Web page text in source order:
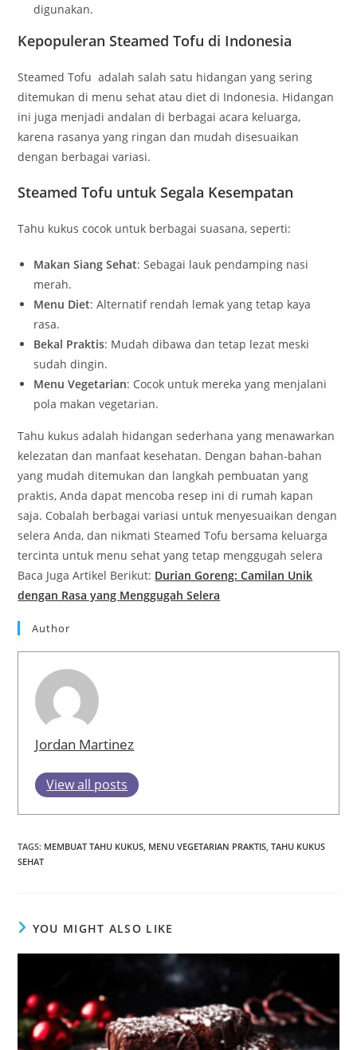
digunakan.
Kepopuleran Steamed Tofu di Indonesia
Steamed Tofu adalah salah satu hidangan yang sering
ditemukan di menu sehat atau diet di Indonesia. Hidangan
ini juga menjadi andalan di berbagai acara keluarga,
karena rasanya yang ringan dan mudah disesuaikan
dengan berbagai variasi.
Steamed Tofu untuk Segala Kesempatan
Tahu kukus cocok untuk berbagai suasana, seperti:
Makan Siang Sehat: Sebagai lauk pendamping nasi
merah.
Menu Diet: Alternatif rendah lemak yang tetap kaya
rasa.
Bekal Praktis: Mudah dibawa dan tetap lezat meski
sudah dingin.
Menu Vegetarian: Cocok untuk mereka yang menjalani
pola makan vegetarian.
Tahu kukus adalah hidangan sederhana yang menawarkan
kelezatan dan manfaat kesehatan. Dengan bahan-bahan
yang mudah ditemukan dan langkah pembuatan yang
praktis, Anda dapat mencoba resep ini di rumah kapan
saja. Cobalah berbagai variasi untuk menyesuaikan dengan
selera Anda, dan nikmati Steamed Tofu bersama keluarga
tercinta untuk menu sehat yang tetap menggugah selera
Baca Juga Artikel Berikut: Durian Goreng: Camilan Unik
dengan Rasa yang Menggugah Selera
Author
Jordan Martinez
View all posts
TAGS: MEMBUAT TAHU KUKUS MENU VEGETARIAN PRAKTIS TAHU KUKUS
SEHAT
YOU MIGHT ALSO LIKE